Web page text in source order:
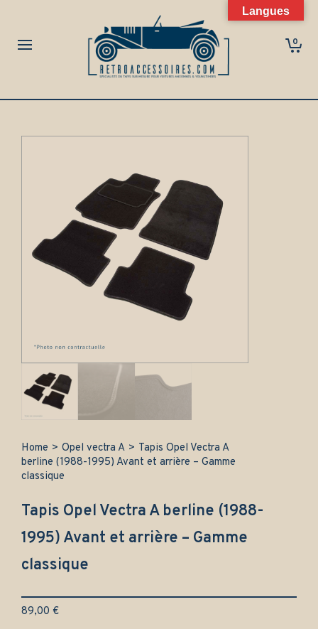
0
Home > Opel vectra A > Tapis Opel Vectra A
berline (1988-1995) Avant et arrière – Gamme
classique
Tapis Opel Vectra A berline (1988-
1995) Avant et arrière – Gamme
classique
89,00 €
Langues